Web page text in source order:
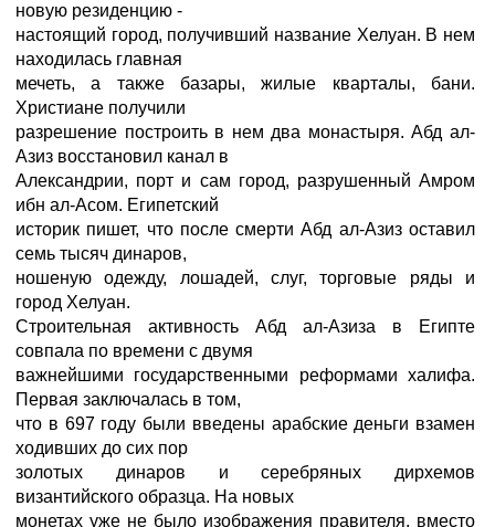
новую резиденцию -
настоящий город, получивший название Хелуан. В нем
находилась главная
мечеть, а также базары, жилые кварталы, бани.
Христиане получили
разрешение построить в нем два монастыря. Абд ал-
Азиз восстановил канал в
Александрии, порт и сам город, разрушенный Амром
ибн ал-Асом. Египетский
историк пишет, что после смерти Абд ал-Азиз оставил
семь тысяч динаров,
ношеную одежду, лошадей, слуг, торговые ряды и
город Хелуан.
Строительная активность Абд ал-Азиза в Египте
совпала по времени с двумя
важнейшими государственными реформами халифа.
Первая заключалась в том,
что в 697 году были введены арабские деньги взамен
ходивших до сих пор
золотых динаров и серебряных дирхемов
византийского образца. На новых
монетах уже не было изображения правителя, вместо